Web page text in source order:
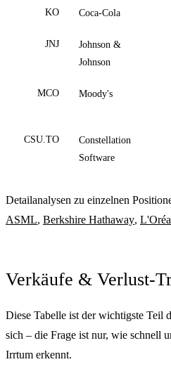
KO Coca-Cola
JNJ
Johnson &
Johnson
MCO Moody's
CSU.TO
Constellation
Software
Detailanalysen zu einzelnen
ASML, Berkshire Hathaway,
Verkäufe & Verlust-
Diese Tabelle ist der wichtigste Teil
sich – die Frage ist nur, wie schnell
Irrtum erkennt.